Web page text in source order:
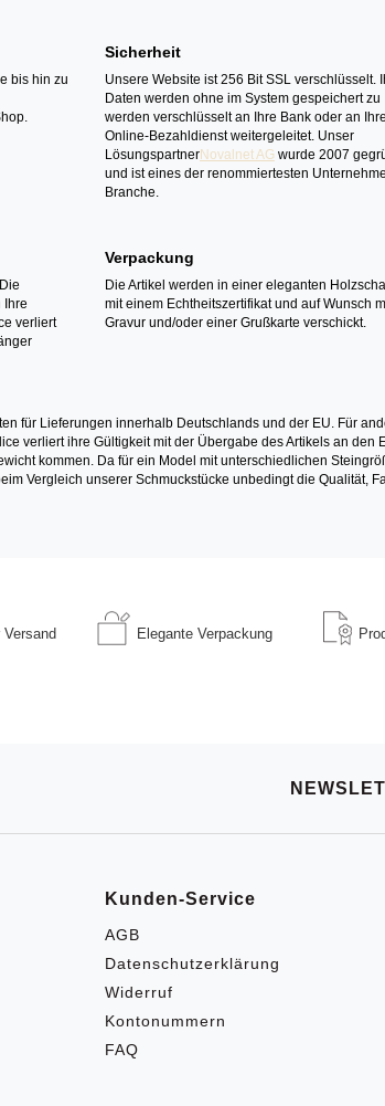
bis hin zu
Sicherheit
Unsere Website ist 256 Bit SSL verschlüsselt.
Daten werden ohne im System gespeichert zu
werden verschlüsselt an Ihre Bank oder an
Online-Bezahldienst weitergeleitet. Unser
LösungspartnerNovalnet AG wurde 2007
und ist eines der renommiertesten
Branche.
Ihre
verliert
Verpackung
Die Artikel werden in einer eleganten
mit einem Echtheitszertifikat und auf Wunsch
Gravur und/oder einer Grußkarte verschickt.
für Lieferungen innerhalb Deutschlands und der EU. Für
verliert ihre Gültigkeit mit der Übergabe des Artikels an den
kommen. Da für ein Model mit unterschiedlichen
Vergleich unserer Schmuckstücke unbedingt die Qualität,
Versand Elegante Verpackung
Kunden-Service
AGB
Datenschutzerklärung
Widerruf
Kontonummern
FAQ